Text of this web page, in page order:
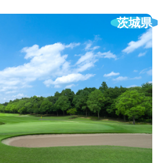
茨城県